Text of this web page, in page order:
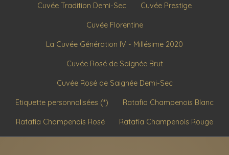
Cuvée Tradition Demi-Sec Cuvée Prestige
Cuvée Florentine
La Cuvée Génération IV - Millésime 2020
Cuvée Rosé de Saignée Brut
Cuvée Rosé de Saignée Demi-Sec
Etiquette personnalisées (*) Ratafia Champenois Blanc
Ratafia Champenois Rosé Ratafia Champenois Rouge